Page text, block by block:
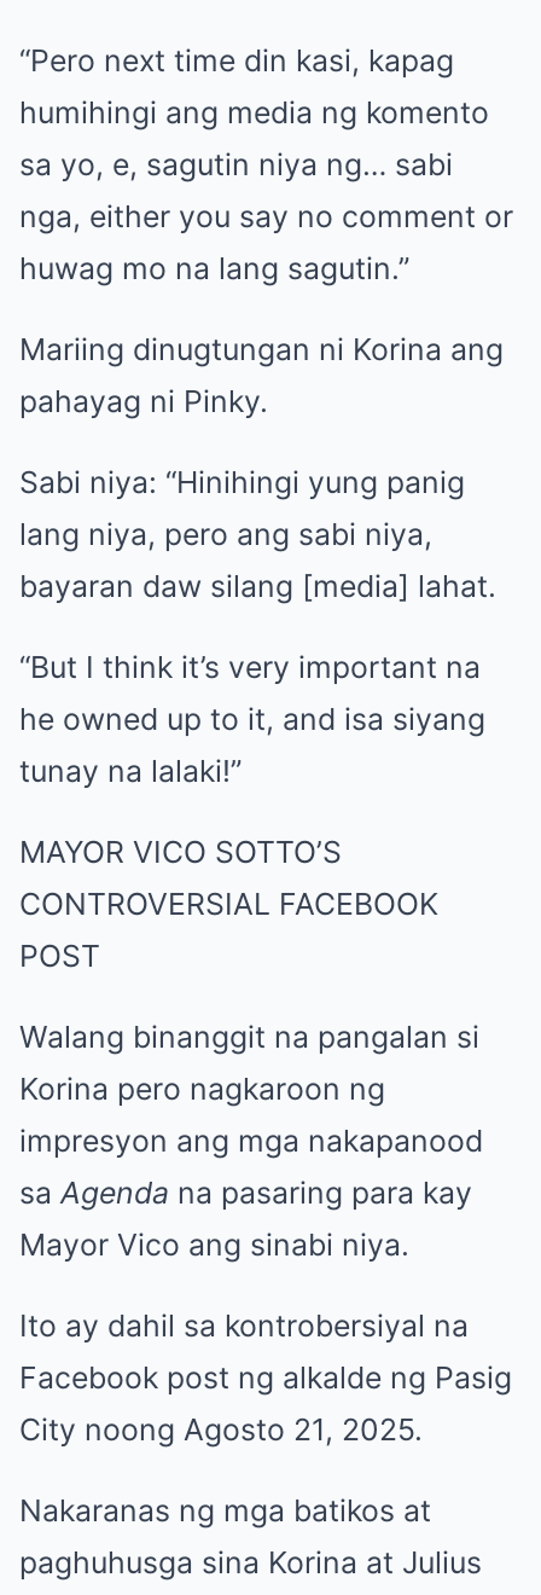
“Pero next time din kasi, kapag
humihingi ang media ng komento
sa yo, e, sagutin niya ng… sabi
nga, either you say no comment or
huwag mo na lang sagutin.”
Mariing dinugtungan ni Korina ang
pahayag ni Pinky.
Sabi niya: “Hinihingi yung panig
lang niya, pero ang sabi niya,
bayaran daw silang [media] lahat.
“But I think it’s very important na
he owned up to it, and isa siyang
tunay na lalaki!”
MAYOR VICO SOTTO’S
CONTROVERSIAL FACEBOOK
POST
Walang binanggit na pangalan si
Korina pero nagkaroon ng
impresyon ang mga nakapanood
saAgenda na pasaring para kay
Mayor Vico ang sinabi niya.
Ito ay dahil sa kontrobersiyal na
Facebook post ng alkalde ng Pasig
City noong Agosto 21, 2025.
Nakaranas ng mga batikos at
paghuhusga sina Korina at Julius